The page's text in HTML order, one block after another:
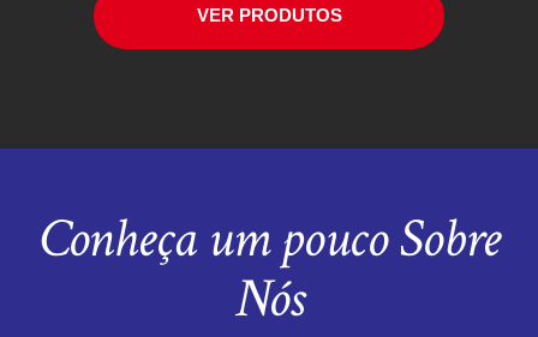
VER PRODUTOS
Conheça um pouco Sobre
Nós